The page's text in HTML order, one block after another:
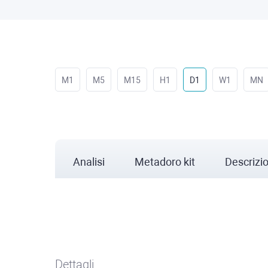
M1 M5 M15 H1 D1 W1 MN
Analisi Metadoro kit
Dettagli